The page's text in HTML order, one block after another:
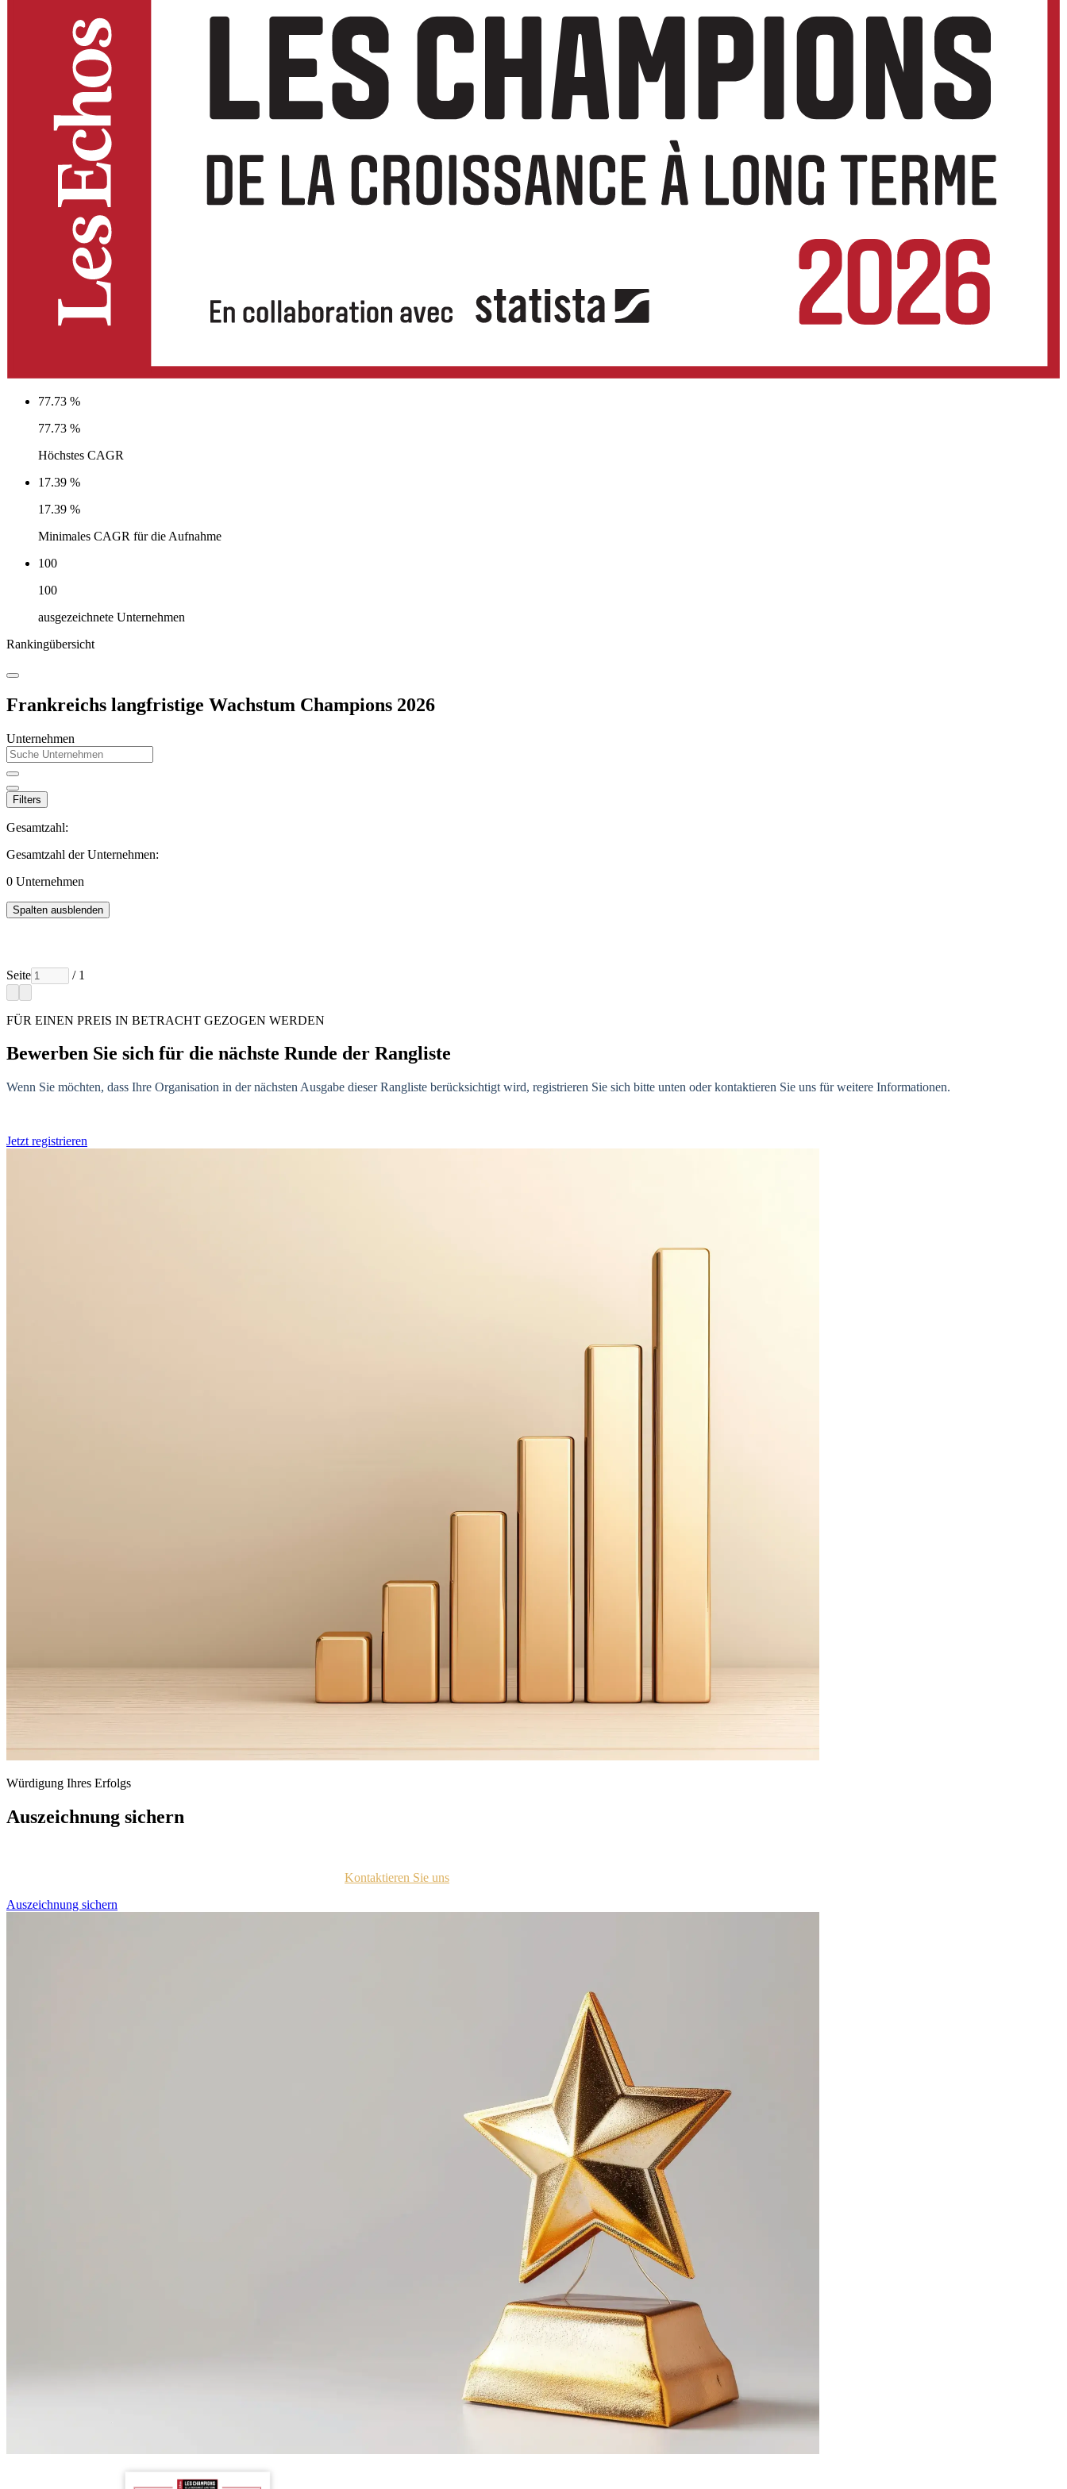
77.73 %
77.73 %
Höchstes CAGR
17.39 %
17.39 %
Minimales CAGR für die Aufnahme
100
100
ausgezeichnete Unternehmen
Rankingübersicht
Frankreichs langfristige Wachstum Champions 2026
Unternehmen
Filters
Gesamtzahl:
Gesamtzahl der Unternehmen:
0 Unternehmen
Spalten ausblenden
Seite / 1
FÜR EINEN PREIS IN BETRACHT GEZOGEN WERDEN
Bewerben Sie sich für die nächste Runde der Rangliste
Wenn Sie möchten, dass Ihre Organisation in der nächsten Ausgabe dieser Rangliste berücksichtigt wird, registrieren Sie sich bitte unten oder kontaktieren Sie uns für weitere Informationen.
Jetzt registrieren
Würdigung Ihres Erfolgs
Auszeichnung sichern
Kontaktieren Sie uns
Auszeichnung sichern